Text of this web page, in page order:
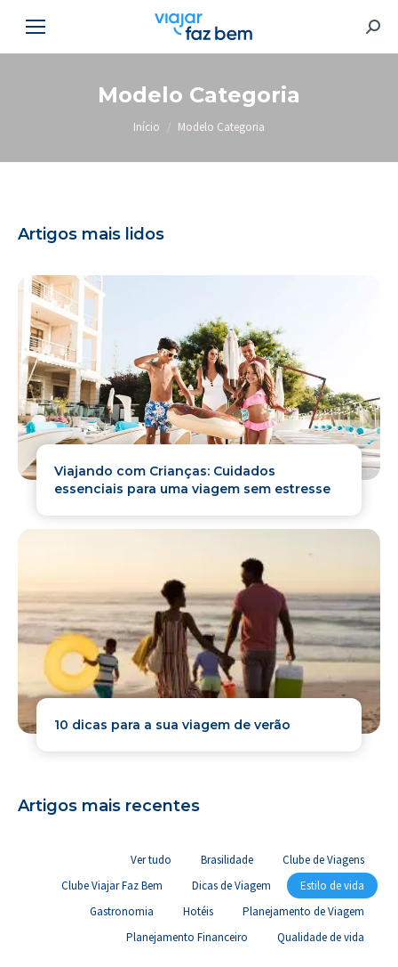
Modelo Categoria
Você está aqui:
Início Modelo Categoria
Artigos mais lidos
Viajando com Crianças: Cuidados
essenciais para uma viagem sem estresse
10 dicas para a sua viagem de verão
Artigos mais recentes
Ver tudo Brasilidade
Clube de Viagens
Clube Viajar Faz Bem
Dicas de Viagem
Estilo de vida
Gastronomia
Hotéis
Planejamento de Viagem
Planejamento Financeiro
Qualidade de vida